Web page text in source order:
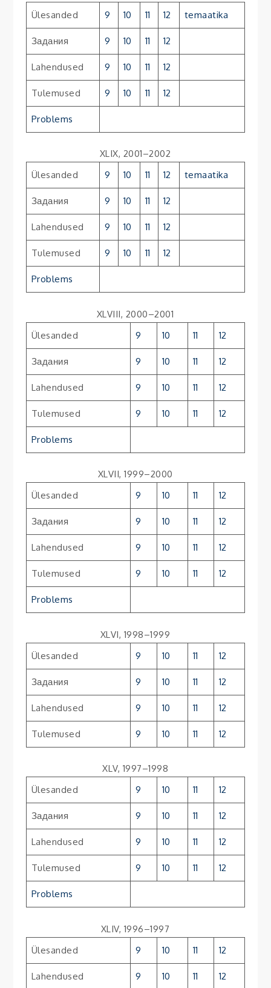
Ülesanded
9 10 11 12 temaatika
Задания 9 10 11 12
Lahendused 9 10 11 12
Tulemused 9 10 11 12
Problems
XLIX, 2001–2002
Ülesanded
9 10 11 12 temaatika
Задания 9 10 11 12
Lahendused 9 10 11 12
Tulemused 9 10 11 12
Problems
XLVIII, 2000–2001
Ülesanded
9 10 11 12
Задания 9 10 11 12
Lahendused 9 10 11 12
Tulemused 9 10 11 12
Problems
XLVII, 1999–2000
Ülesanded
9 10 11 12
Задания 9 10 11 12
Lahendused 9 10 11 12
Tulemused 9 10 11 12
Problems
XLVI, 1998–1999
Ülesanded
9 10 11 12
Задания 9 10 11 12
Lahendused 9 10 11 12
Tulemused 9 10 11 12
XLV, 1997–1998
Ülesanded
9 10 11 12
Задания 9 10 11 12
Lahendused 9 10 11 12
Tulemused 9 10 11 12
Problems
XLIV, 1996–1997
Ülesanded
9 10 11 12
Lahendused 9 10 11 12